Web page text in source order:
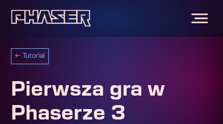
← Tutorial
Pierwsza gra w
Phaserze 3